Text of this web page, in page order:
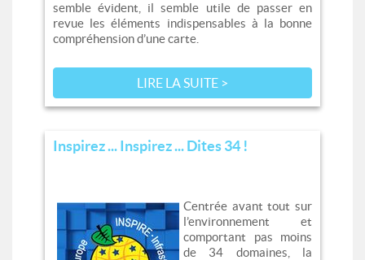
semble évident, il semble utile de passer en
revue les éléments indispensables à la bonne
compréhension d’une carte.
LIRE LA SUITE >
Inspirez ... Inspirez ... Dites 34 !
Centrée avant tout sur
l’environnement et
comportant pas moins
de 34 domaines, la